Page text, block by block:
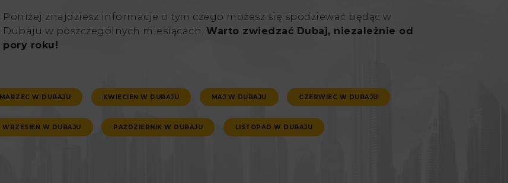
Poniżej znajdziesz informacje o tym czego możesz się spodziewać będąc w
Dubaju w poszczególnych miesiącach. Warto zwiedzać Dubaj, niezależnie od
pory roku!
MARZEC W DUBAJU KWIECIEŃ W DUBAJU MAJ W DUBAJU CZERWIEC W DUBAJU
WRZESIEŃ W DUBAJU PAŹDZIERNIK W DUBAJU LISTOPAD W DUBAJU